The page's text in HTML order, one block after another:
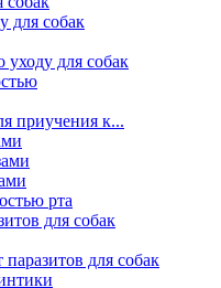
для собак
уходу для собак
приучения к...
рта
для собак
паразитов для собак